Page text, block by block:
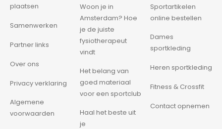
plaatsen
Samenwerken
Partner links
Over ons
Privacy verklaring
Algemene
voorwaarden
Woon je in
Amsterdam? Hoe
je de juiste
fysiotherapeut
vindt
Het belang van
goed materiaal
voor een sportclub
Haal het beste uit
je
Sportartikelen
online bestellen
Dames
sportkleding
Heren sportkleding
Fitness & Crossfit
Contact opnemen